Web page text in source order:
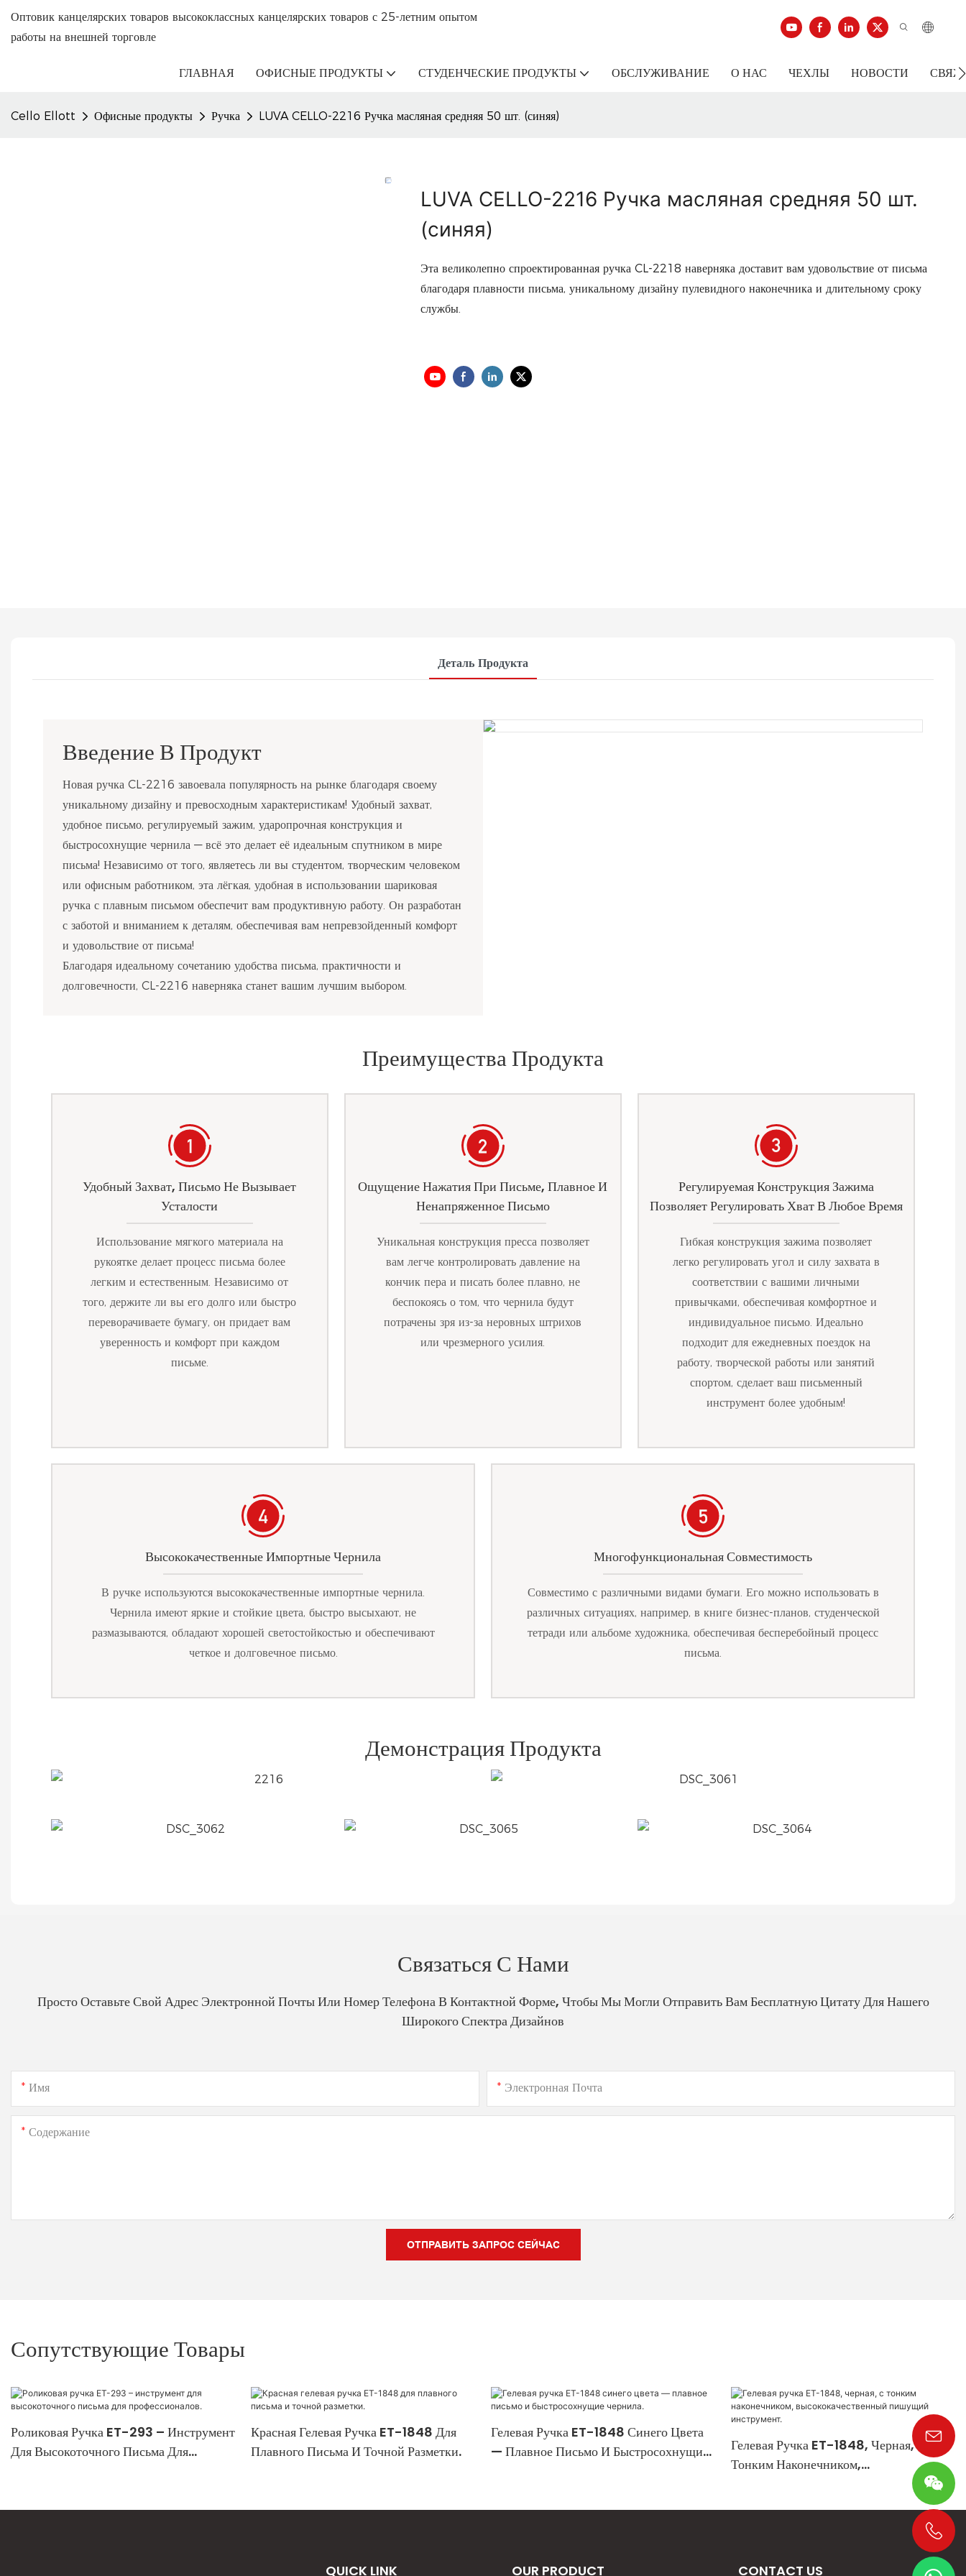
Оптовик канцелярских товаров высококлассных канцелярских товаров с 25-летним опытом
работы на внешней торговле
ГЛАВНАЯ ОФИСНЫЕ ПРОДУКТЫ СТУДЕНЧЕСКИЕ ПРОДУКТЫ ОБСЛУЖИВАНИЕ О НАС ЧЕХЛЫ НОВОСТИ
Cello Ellott Офисные продукты Ручка LUVA CELLO-2216 Ручка масляная средняя 50 шт. (синяя)
LUVA CELLO-2216 Ручка масляная средняя 50 шт.
(синяя)
Эта великолепно спроектированная ручка CL-2218 наверняка доставит вам удовольствие от письма
благодаря плавности письма, уникальному дизайну пулевидного наконечника и длительному сроку
службы.
Деталь Продукта
Введение В Продукт
Новая ручка CL-2216 завоевала популярность на рынке благодаря своему
уникальному дизайну и превосходным характеристикам! Удобный захват,
удобное письмо, регулируемый зажим, ударопрочная конструкция и
быстросохнущие чернила — всё это делает её идеальным спутником в мире
письма! Независимо от того, являетесь ли вы студентом, творческим человеком
или офисным работником, эта лёгкая, удобная в использовании шариковая
ручка с плавным письмом обеспечит вам продуктивную работу. Он разработан
с заботой и вниманием к деталям, обеспечивая вам непревзойденный комфорт
и удовольствие от письма!
Благодаря идеальному сочетанию удобства письма, практичности и
долговечности, CL-2216 наверняка станет вашим лучшим выбором.
Преимущества Продукта
Удобный Захват, Письмо Не Вызывает
Усталости
Использование мягкого материала на
рукоятке делает процесс письма более
легким и естественным. Независимо от
того, держите ли вы его долго или быстро
переворачиваете бумагу, он придает вам
уверенность и комфорт при каждом
письме.
Ощущение Нажатия При Письме, Плавное И
Ненапряженное Письмо
Уникальная конструкция пресса позволяет
вам легче контролировать давление на
кончик пера и писать более плавно, не
беспокоясь о том, что чернила будут
потрачены зря из-за неровных штрихов
или чрезмерного усилия.
Регулируемая Конструкция Зажима
Позволяет Регулировать Хват В Любое Время
Гибкая конструкция зажима позволяет
легко регулировать угол и силу захвата в
соответствии с вашими личными
привычками, обеспечивая комфортное и
индивидуальное письмо. Идеально
подходит для ежедневных поездок на
работу, творческой работы или занятий
спортом, сделает ваш письменный
инструмент более удобным!
Высококачественные Импортные Чернила
В ручке используются высококачественные импортные чернила.
Чернила имеют яркие и стойкие цвета, быстро высыхают, не
размазываются, обладают хорошей светостойкостью и обеспечивают
четкое и долговечное письмо.
Многофункциональная Совместимость
Совместимо с различными видами бумаги. Его можно использовать в
различных ситуациях, например, в книге бизнес-планов, студенческой
тетради или альбоме художника, обеспечивая бесперебойный процесс
письма.
Демонстрация Продукта
Связаться С Нами
Просто Оставьте Свой Адрес Электронной Почты Или Номер Телефона В Контактной Форме, Чтобы Мы Могли Отправить Вам Бесплатную Цитату Для Нашего
Широкого Спектра Дизайнов
Имя Электронная Почта
Содержание
ОТПРАВИТЬ ЗАПРОС СЕЙЧАС
Сопутствующие Товары
Роликовая Ручка ET-293 – Инструмент
Для Высокоточного Письма Для
Красная Гелевая Ручка ET-1848 Для
Плавного Письма И Точной Разметки.
Гелевая Ручка ET-1848 Синего Цвета
— Плавное Письмо И Быстросохнущие
Гелевая Ручка ET-1848, Черная, С
Тонким Наконечником,
QUICK LINK OUR PRODUCT CONTACT US